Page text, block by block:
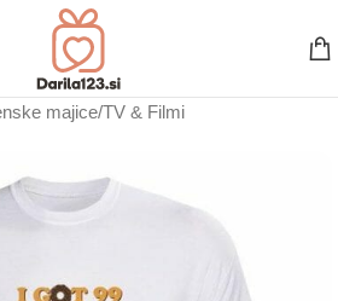
majice/TV & Filmi